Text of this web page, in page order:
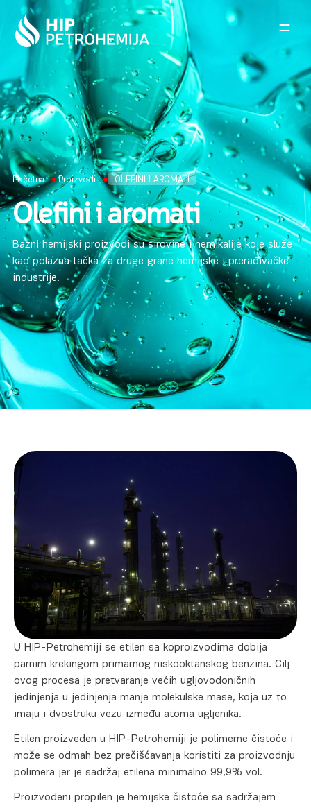
Skip to content
Početna Proizvodi OLEFINI I AROMATI
Olefini i aromati
Bazni hemijski proizvodi su sirovine i hemikalije koje služe
kao polazna tačka za druge grane hemijske i prerađivačke
industrije.
U HIP-Petrohemiji se etilen sa koproizvodima dobija
parnim krekingom primarnog niskooktanskog benzina. Cilj
ovog procesa je pretvaranje većih ugljovodoničnih
jedinjenja u jedinjenja manje molekulske mase, koja uz to
imaju i dvostruku vezu između atoma ugljenika.
Etilen proizveden u HIP-Petrohemiji je polimerne čistoće i
može se odmah bez prečišćavanja koristiti za proizvodnju
polimera jer je sadržaj etilena minimalno 99,9% vol.
Proizvodeni propilen je hemijske čistoće sa sadržajem